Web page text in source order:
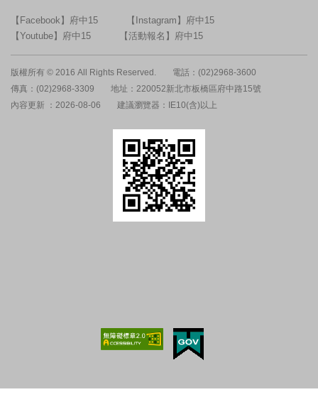
【Facebook】府中15
【Instagram】府中15
【Youtube】府中15
【活動報名】府中15
版權所有 © 2016 All Rights Reserved.
電話：(02)2968-3600
傳真：(02)2968-3309
地址：220052新北市板橋區府中路15號
內容更新 ：2026-08-06
建議瀏覽器：IE10(含)以上